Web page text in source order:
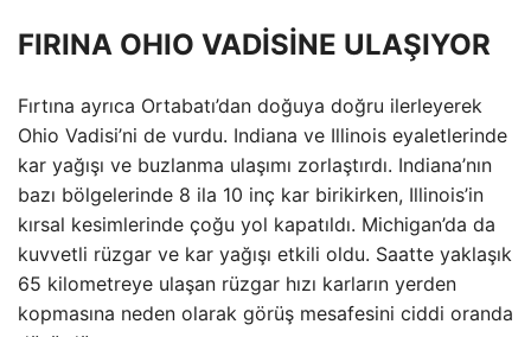
FIRINA OHIO VADİSİNE ULAŞIYOR
Fırtına ayrıca Ortabatı’dan doğuya doğru ilerleyerek
Ohio Vadisi’ni de vurdu. Indiana ve Illinois eyaletlerinde
kar yağışı ve buzlanma ulaşımı zorlaştırdı. Indiana’nın
bazı bölgelerinde 8 ila 10 inç kar birikirken, Illinois’in
kırsal kesimlerinde çoğu yol kapatıldı. Michigan’da da
kuvvetli rüzgar ve kar yağışı etkili oldu. Saatte yaklaşık
65 kilometreye ulaşan rüzgar hızı karların yerden
kopmasına neden olarak görüş mesafesini ciddi oranda